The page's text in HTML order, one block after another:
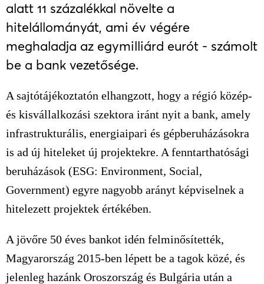
alatt 11 százalékkal növelte a
hitelállományát, ami év végére
meghaladja az egymilliárd eurót - számolt
be a bank vezetősége.
A sajtótájékoztatón elhangzott, hogy a régió közép-
és kisvállalkozási szektora iránt nyit a bank, amely
infrastrukturális, energiaipari és gépberuházásokra
is ad új hiteleket új projektekre. A fenntarthatósági
beruházások (ESG: Environment, Social,
Government) egyre nagyobb arányt képviselnek a
hitelezett projektek értékében.
A jövőre 50 éves bankot idén felminősítették,
Magyarország 2015-ben lépett be a tagok közé, és
jelenleg hazánk Oroszország és Bulgária után a